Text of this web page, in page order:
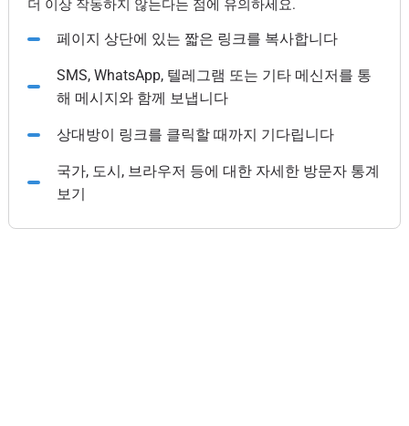
더 이상 작동하지 않는다는 점에 유의하세요.
페이지 상단에 있는 짧은 링크를 복사합니다
SMS, WhatsApp, 텔레그램 또는 기타 메신저를 통
해 메시지와 함께 보냅니다
상대방이 링크를 클릭할 때까지 기다립니다
국가, 도시, 브라우저 등에 대한 자세한 방문자 통계
보기